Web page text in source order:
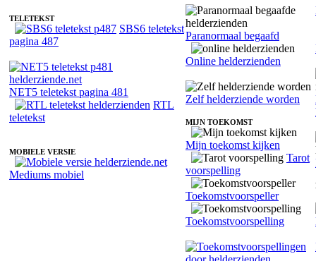
TELETEKST
SBS6 teletekst
pagina 487
NET5 teletekst pagina 481
RTL
teletekst
MOBIELE VERSIE
Mediums mobiel
Paranormaal begaafd
Online helderzienden
Zelf helderziende worden
MIJN TOEKOMST
Mijn toekomst kijken
Tarot
voorspelling
Toekomstvoorspeller
Toekomstvoorspelling